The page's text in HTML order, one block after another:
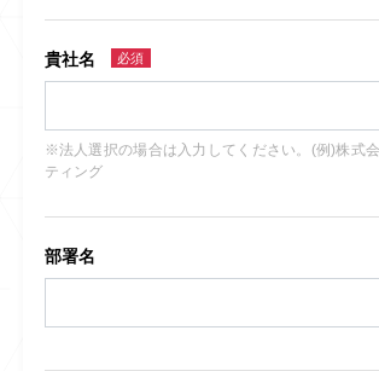
貴社名 必須
※法人選択の場合は入力してください。(例)株式
ティング
部署名